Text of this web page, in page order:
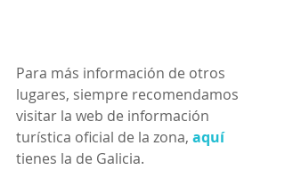
Para más información de otros
lugares, siempre recomendamos
visitar la web de información
turística oficial de la zona, aquí
tienes la de Galicia.